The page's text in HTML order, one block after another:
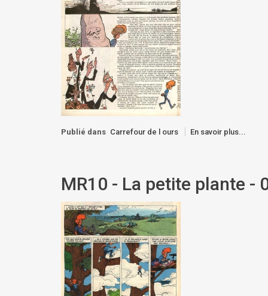
Publié dans Carrefour de l ours En savoir plus...
MR10 - La petite plante -